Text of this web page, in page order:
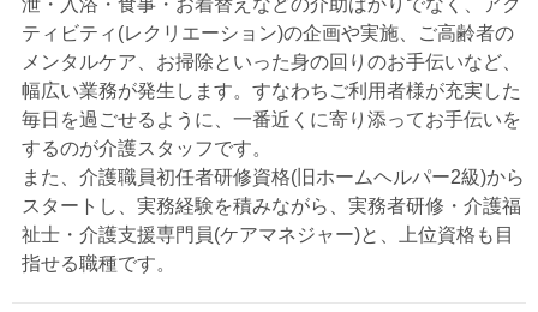
泄・入浴・食事・お着替えなどの介助ばかりでなく、アク
ティビティ(レクリエーション)の企画や実施、ご高齢者の
メンタルケア、お掃除といった身の回りのお手伝いなど、
幅広い業務が発生します。すなわちご利用者様が充実した
毎日を過ごせるように、一番近くに寄り添ってお手伝いを
するのが介護スタッフです。
また、介護職員初任者研修資格(旧ホームヘルパー2級)から
スタートし、実務経験を積みながら、実務者研修・介護福
祉士・介護支援専門員(ケアマネジャー)と、上位資格も目
指せる職種です。